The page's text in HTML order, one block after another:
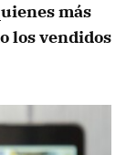
más
los vendidos